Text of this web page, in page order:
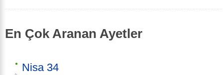
En Çok Aranan Ayetler
Nisa 34